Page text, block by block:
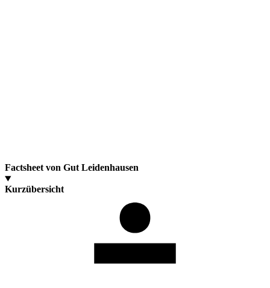
Factsheet von Gut Leidenhausen
Kurzübersicht